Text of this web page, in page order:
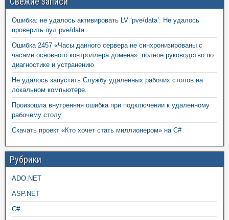
Ошибка: не удалось активировать LV ‘pve/data’: Не удалось
проверить пул pve/data
Ошибка 2457 «Часы данного сервера не синхронизированы с
часами основного контроллера домена»: полное руководство по
диагностике и устранению
Не удалось запустить Службу удаленных рабочих столов на
локальном компьютере.
Произошла внутренняя ошибка при подключении к удаленному
рабочему столу
Скачать проект «Кто хочет стать миллионером» на C#
Рубрики
ADO.NET
ASP.NET
C#